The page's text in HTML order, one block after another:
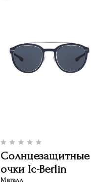
Солнцезащитные
очки Ic-Berlin
Металл